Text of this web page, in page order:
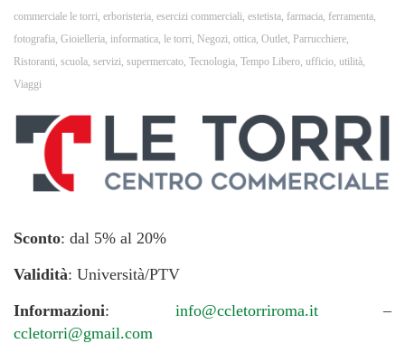
commerciale le torri erboristeria esercizi commerciali estetista farmacia ferramenta
fotografia Gioielleria informatica le torri Negozi ottica Outlet Parrucchiere
Ristoranti scuola servizi supermercato Tecnologia Tempo Libero ufficio utilità
Viaggi
Sconto: dal 5% al 20%
Validità: Università/PTV
Informazioni: info@ccletorriroma.it–
ccletorri@gmail.com